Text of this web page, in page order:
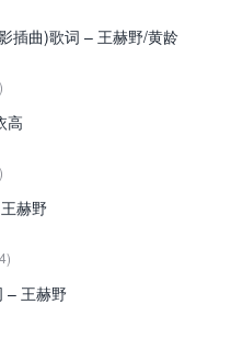
插曲)歌词 – 王赫野/黄龄
高
赫野
– 王赫野